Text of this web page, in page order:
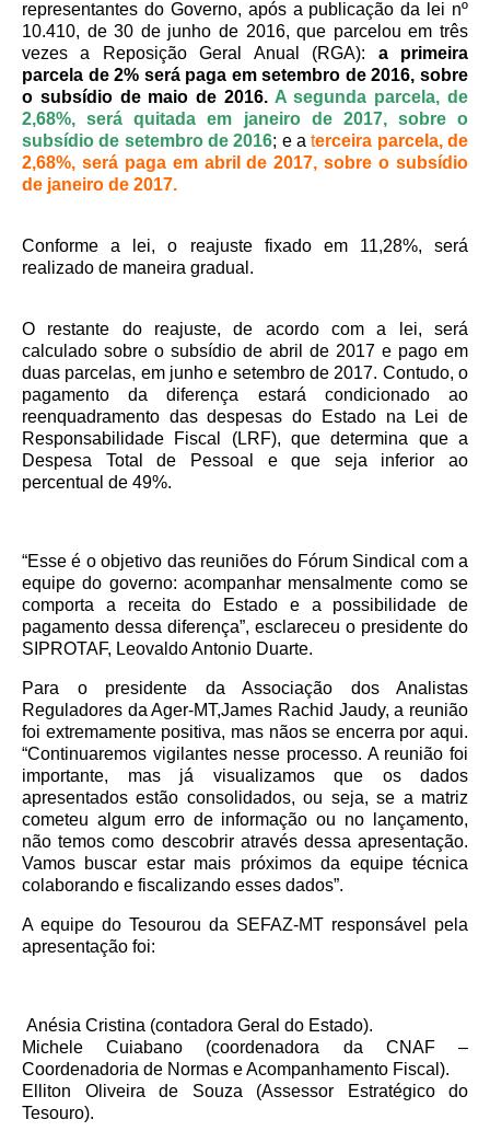
Nota de Falecimento
Notícias
Pautas Nacionais
Convênios
Permutas Disponíveis
Regimento interno do Sindsppen
representantes do Governo, após a publicação da lei nº
10.410, de 30 de junho de 2016, que parcelou em três
vezes a Reposição Geral Anual (RGA): a primeira
parcela de 2% será paga em setembro de 2016, sobre
o subsídio de maio de 2016. A segunda parcela, de
2,68%, será quitada em janeiro de 2017, sobre o
subsídio de setembro de 2016; e aterceira parcela, de
2,68%, será paga em abril de 2017, sobre o subsídio
de janeiro de 2017.
Conforme a lei, o reajuste fixado em 11,28%, será
realizado de maneira gradual.
O restante do reajuste, de acordo com a lei, será
calculado sobre o subsídio de abril de 2017 e pago em
duas parcelas, em junho e setembro de 2017. Contudo, o
pagamento da diferença estará condicionado ao
reenquadramento das despesas do Estado na Lei de
Responsabilidade Fiscal (LRF), que determina que a
Despesa Total de Pessoal e que seja inferior ao
percentual de 49%.
“Esse é o objetivo das reuniões do Fórum Sindical com a
equipe do governo: acompanhar mensalmente como se
comporta a receita do Estado e a possibilidade de
pagamento dessa diferença”, esclareceu o presidente do
SIPROTAF, Leovaldo Antonio Duarte.
Para o presidente da Associação dos Analistas
Reguladores da Ager-MT,James Rachid Jaudy, a reunião
foi extremamente positiva, mas nãos se encerra por aqui.
“Continuaremos vigilantes nesse processo. A reunião foi
importante, mas já visualizamos que os dados
apresentados estão consolidados, ou seja, se a matriz
cometeu algum erro de informação ou no lançamento,
não temos como descobrir através dessa apresentação.
Vamos buscar estar mais próximos da equipe técnica
colaborando e fiscalizando esses dados”.
A equipe do Tesourou da SEFAZ-MT responsável pela
apresentação foi:
Anésia Cristina (contadora Geral do Estado).
Michele Cuiabano (coordenadora da CNAF –
Coordenadoria de Normas e Acompanhamento Fiscal).
Elliton Oliveira de Souza (Assessor Estratégico do
Tesouro).